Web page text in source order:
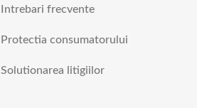
Intrebari frecvente
Protectia consumatorului
Solutionarea litigiilor